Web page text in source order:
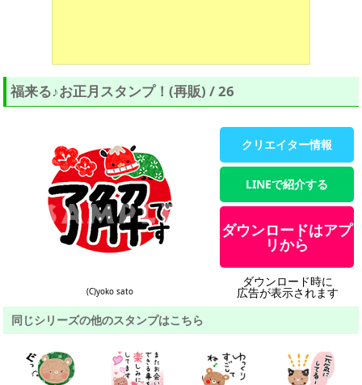
福来る♪お正月スタンプ！(再販) / 26
(C)yoko sato
クリエイター情報
LINEで紹介する
ダウンロードはアプ
リから
ダウンロード時に
広告が表示されます
同じシリーズの他のスタンプはこちら